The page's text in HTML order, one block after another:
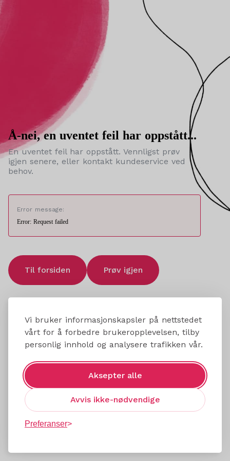
Vi bruker informasjonskapsler på nettstedet
vårt for å forbedre brukeropplevelsen, tilby
personlig innhold og analysere trafikken vår.
Aksepter alle
Avvis ikke-nødvendige
Preferanser
Å-nei, en uventet feil har oppstått...
En uventet feil har oppstått. Vennligst prøv
igjen senere, eller kontakt kundeservice ved
behov.
Error message:
Error: Request failed
Til forsiden Prøv igjen